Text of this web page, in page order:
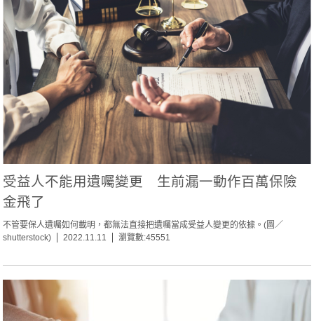
受益人不能用遺囑變更 生前漏一動作百萬保險
金飛了
不管要保人遺囑如何載明，都無法直接把遺囑當成受益人變更的依據。(圖／
shutterstock)
2022.11.11 瀏覽數:45551